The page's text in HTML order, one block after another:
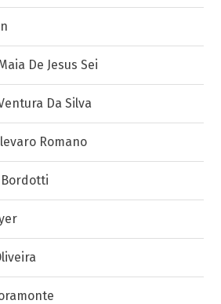
De Jesus Sei
Da Silva
Romano